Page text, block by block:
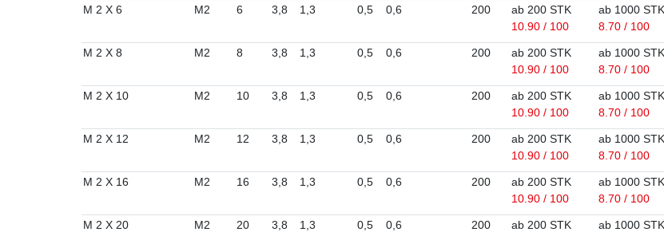
M 2 X 6 M2 6 3,8 1,3 0,5 0,6 200
ab 200 STK
10.90 / 100
ab 1000 STK
8.70 / 100
M 2 X 8 M2 8 3,8 1,3 0,5 0,6 200
ab 200 STK
10.90 / 100
ab 1000 STK
8.70 / 100
M 2 X 10 M2 10 3,8 1,3 0,5 0,6 200
ab 200 STK
10.90 / 100
ab 1000 STK
8.70 / 100
M 2 X 12 M2 12 3,8 1,3 0,5 0,6 200
ab 200 STK
10.90 / 100
ab 1000 STK
8.70 / 100
M 2 X 16 M2 16 3,8 1,3 0,5 0,6 200
ab 200 STK
10.90 / 100
ab 1000 STK
8.70 / 100
M 2 X 20 M2 20 3,8 1,3 0,5 0,6 200
ab 200 STK
ab 1000 STK